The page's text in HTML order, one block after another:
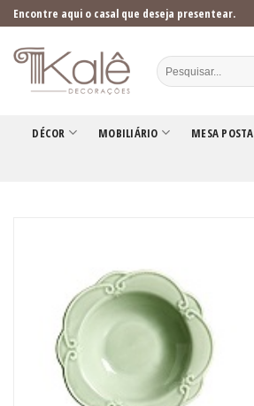
Skip
to
content
Encontre aqui o casal que deseja presentear.
DÉCOR MOBILIÁRIO MESA POSTA